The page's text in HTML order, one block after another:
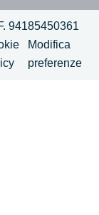
94185450361
Modifica
preferenze